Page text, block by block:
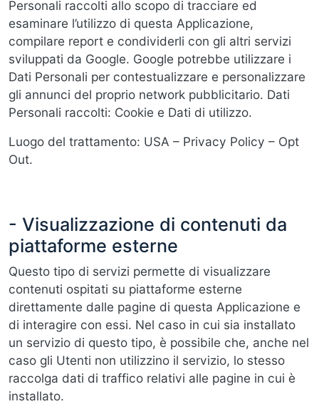
Personali raccolti allo scopo di tracciare ed
esaminare l’utilizzo di questa Applicazione,
compilare report e condividerli con gli altri servizi
sviluppati da Google. Google potrebbe utilizzare i
Dati Personali per contestualizzare e personalizzare
gli annunci del proprio network pubblicitario. Dati
Personali raccolti: Cookie e Dati di utilizzo.
Luogo del trattamento: USA – Privacy Policy – Opt
Out.
- Visualizzazione di contenuti da
piattaforme esterne
Questo tipo di servizi permette di visualizzare
contenuti ospitati su piattaforme esterne
direttamente dalle pagine di questa Applicazione e
di interagire con essi. Nel caso in cui sia installato
un servizio di questo tipo, è possibile che, anche nel
caso gli Utenti non utilizzino il servizio, lo stesso
raccolga dati di traffico relativi alle pagine in cui è
installato.